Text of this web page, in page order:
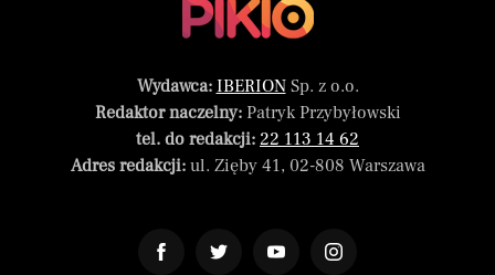
Wydawca: IBERIONSp. z o.o.
Redaktor naczelny:Patryk Przybyłowski
tel. do redakcji: 22 113 14 62
Adres redakcji:ul. Zięby 41, 02-808 Warszawa